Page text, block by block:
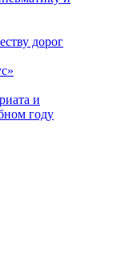
дорог
и
году